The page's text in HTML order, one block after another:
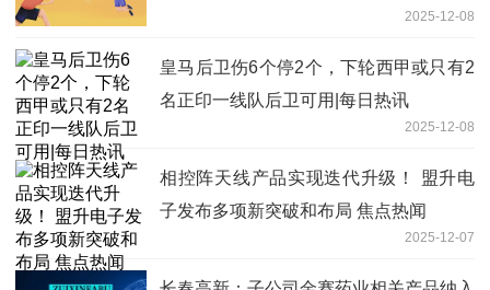
2025-12-08
皇马后卫伤6个停2个，下轮西甲或只有2
名正印一线队后卫可用|每日热讯
2025-12-08
相控阵天线产品实现迭代升级！ 盟升电
子发布多项新突破和布局 焦点热闻
2025-12-07